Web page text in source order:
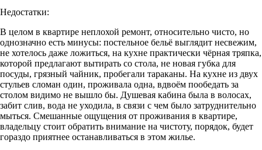
Недостатки:
В целом в квартире неплохой ремонт, относительно чисто, но
однозначно есть минусы: постельное бельё выглядит несвежим,
не хотелось даже ложиться, на кухне практически чёрная тряпка,
которой предлагают вытирать со стола, не новая губка для
посуды, грязный чайник, пробегали тараканы. На кухне из двух
стульев сломан один, проживала одна, вдвоём пообедать за
столом видимо не вышло бы. Душевая кабина была в волосах,
забит слив, вода не уходила, в связи с чем было затруднительно
мыться. Смешанные ощущения от проживания в квартире,
владельцу стоит обратить внимание на чистоту, порядок, будет
гораздо приятнее останавливаться в этом жилье.